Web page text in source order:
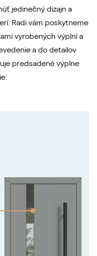
jedinečný dizajn a
Radi vám poskytneme
vyrobených výplní a
a do detailov
predsadené výplne